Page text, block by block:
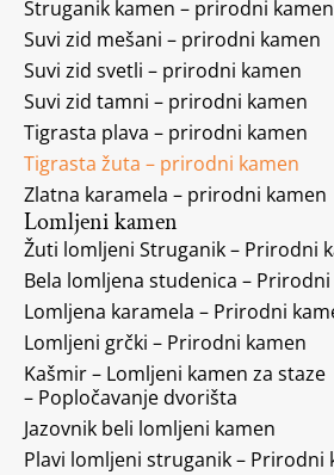
Struganik kamen – prirodni kamen
Suvi zid mešani – prirodni kamen
Suvi zid svetli – prirodni kamen
Suvi zid tamni – prirodni kamen
Tigrasta plava – prirodni kamen
Tigrasta žuta – prirodni kamen
Zlatna karamela – prirodni kamen
Lomljeni kamen
Žuti lomljeni Struganik – Prirodni
Bela lomljena studenica –
Lomljena karamela – Prirodni
Lomljeni grčki – Prirodni kamen
Kašmir – Lomljeni kamen za staze
– Popločavanje dvorišta
Jazovnik beli lomljeni kamen
Plavi lomljeni struganik – Prirodni